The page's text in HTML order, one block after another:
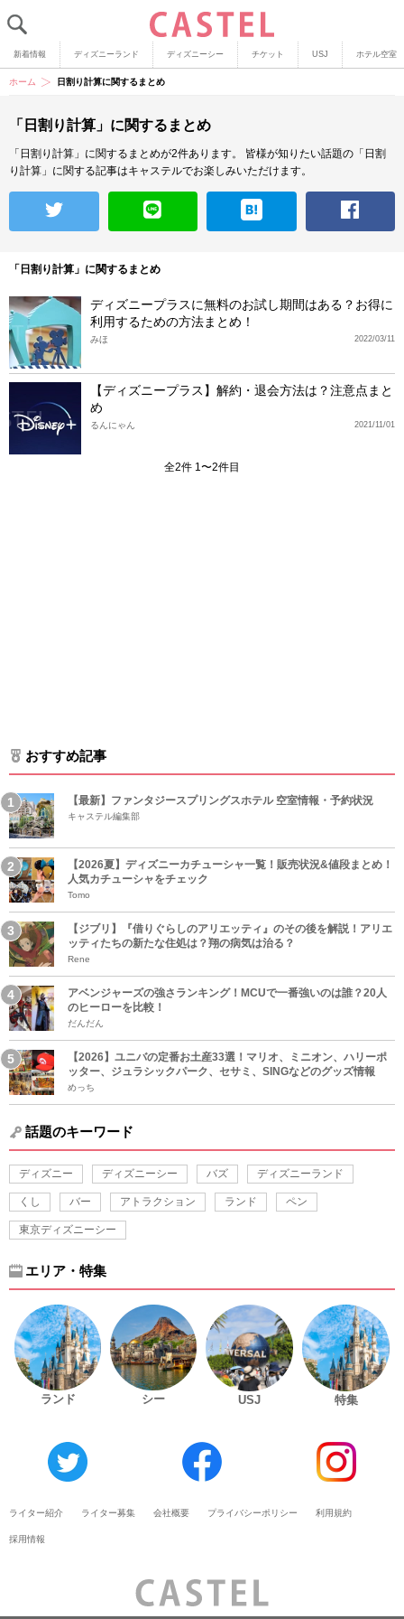
新着情報 ディズニーランド ディズニーシー チケット USJ ホテル空室
ホーム 日割り計算に関するまとめ
「日割り計算」に関するまとめ
「日割り計算」に関するまとめが2件あります。
皆様が知りたい話題の「日割
り計算」に関する記事はキャステルでお楽しみいただけます。
「日割り計算」に関するまとめ
ディズニープラスに無料のお試し期間はある？お得に
利用するための方法まとめ！
2022/03/11
みほ
【ディズニープラス】解約・退会方法は？注意点まと
め
2021/11/01
るんにゃん
全2件 1〜2件目
おすすめ記事
【最新】ファンタジースプリングスホテル 空室情報・予約状況
キャステル編集部
【2026夏】ディズニーカチューシャ一覧！販売状況&値段まとめ！
人気カチューシャをチェック
Tomo
【ジブリ】『借りぐらしのアリエッティ』のその後を解説！アリエ
ッティたちの新たな住処は？翔の病気は治る？
Rene
アベンジャーズの強さランキング！MCUで一番強いのは誰？20人
のヒーローを比較！
だんだん
【2026】ユニバの定番お土産33選！マリオ、ミニオン、ハリーポ
ッター、ジュラシックパーク、セサミ、SINGなどのグッズ情報
めっち
話題のキーワード
ディズニー ディズニーシー バズ ディズニーランド
くし バー アトラクション ランド ペン
東京ディズニーシー
エリア・特集
ランド シー USJ 特集
ライター紹介 ライター募集 会社概要 プライバシーポリシー 利用規約
採用情報